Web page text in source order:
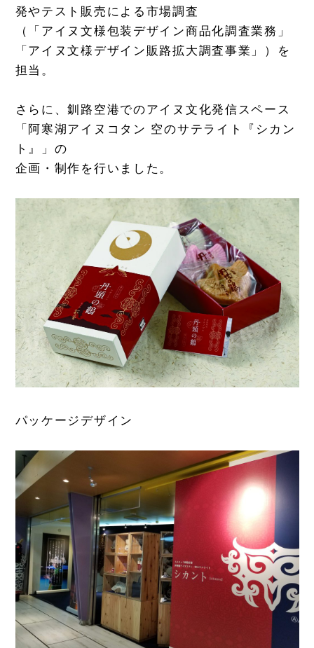
発やテスト販売による市場調査
（「アイヌ文様包装デザイン商品化調査業務」
「アイヌ文様デザイン販路拡大調査事業」）を
担当。
さらに、釧路空港でのアイヌ文化発信スペース
「阿寒湖アイヌコタン 空のサテライト『シカン
ト』」の
企画・制作を行いました。
パッケージデザイン